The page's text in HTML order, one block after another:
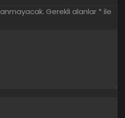
Gerekli alanlar * ile